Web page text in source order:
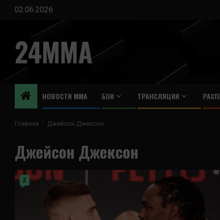
Перейти
содержимому
02.06.2026
24MMA
НОВОСТИ ММА БОИ ТРАНСЛЯЦИИ
Главная Джейсон Джексон
Джейсон Джексон
2